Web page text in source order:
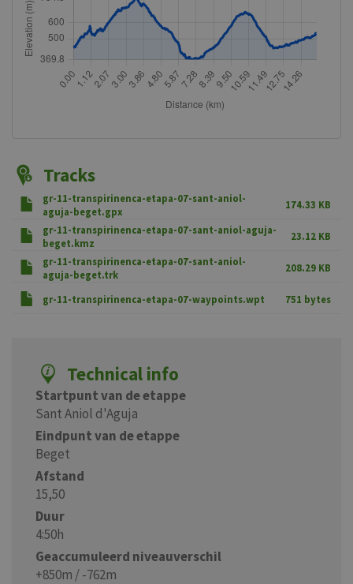
Tracks
gr-11-transpirinenca-etapa-07-sant-aniol-
aguja-beget.gpx
174.33 KB
gr-11-transpirinenca-etapa-07-sant-aniol-aguja-
beget.kmz
23.12 KB
gr-11-transpirinenca-etapa-07-sant-aniol-
aguja-beget.trk
208.29 KB
gr-11-transpirinenca-etapa-07-waypoints.wpt 751 bytes
Technical info
Startpunt van de etappe
Sant Aniol d'Aguja
Eindpunt van de etappe
Beget
Afstand
15,50
Duur
4:50h
Geaccumuleerd niveauverschil
+850m / -762m